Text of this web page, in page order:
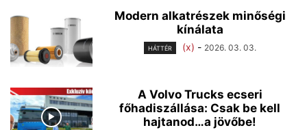
Modern alkatrészek minőségi
kínálata
HÁTTÉR (x) - 2026. 03. 03.
A Volvo Trucks ecseri
főhadiszállása: Csak be kell
hajtanod…a jövőbe!